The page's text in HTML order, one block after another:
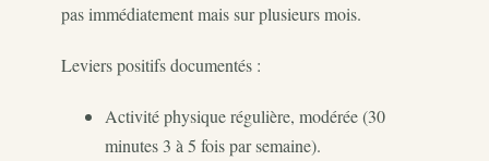
pas immédiatement mais sur plusieurs mois.
Leviers positifs documentés :
Activité physique régulière, modérée (30
minutes 3 à 5 fois par semaine).